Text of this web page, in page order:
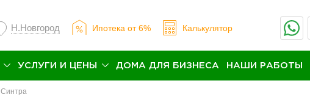
Н.Новгород Ипотека от 6% Калькулятор
УСЛУГИ И ЦЕНЫ ДОМА ДЛЯ БИЗНЕСА НАШИ РАБОТЫ
Синтра